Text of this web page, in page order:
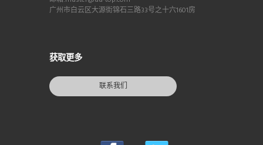
广州市白云区大源街锦石三路33号之十六1601房
获取更多
联系我们